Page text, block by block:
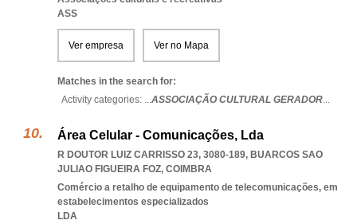
ASS
Ver empresa Ver no Mapa
Matches in the search for:
Activity categories: ...ASSOCIAÇÃO CULTURAL GERADOR...
Área Celular - Comunicações, Lda
R DOUTOR LUIZ CARRISSO 23, 3080-189, BUARCOS SAO
JULIAO FIGUEIRA FOZ, COIMBRA
Comércio a retalho de equipamento de telecomunicações, em
estabelecimentos especializados
LDA